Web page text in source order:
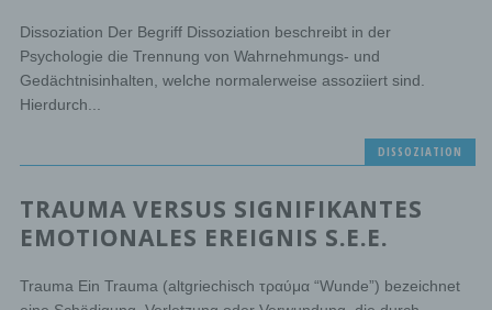
Dissoziation Der Begriff Dissoziation beschreibt in der
Psychologie die Trennung von Wahrnehmungs- und
Gedächtnisinhalten, welche normalerweise assoziiert sind.
Hierdurch...
DISSOZIATION
TRAUMA VERSUS SIGNIFIKANTES
EMOTIONALES EREIGNIS S.E.E.
Trauma Ein Trauma (altgriechisch τραύμα “Wunde”) bezeichnet